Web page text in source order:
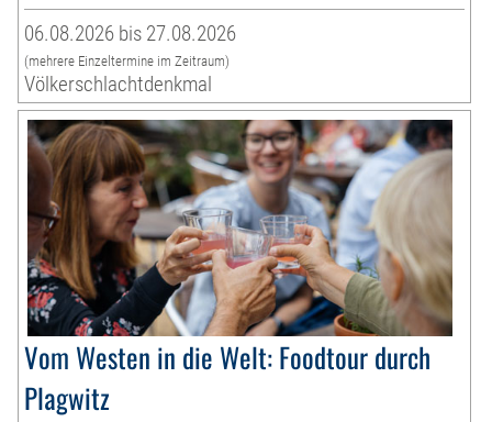
06.08.2026 bis 27.08.2026
(mehrere Einzeltermine im Zeitraum)
Völkerschlachtdenkmal
Vom Westen in die Welt: Foodtour durch
Plagwitz